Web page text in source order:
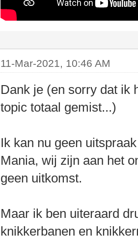
11-Mar-2021, 10:46 AM
Dank je (en sorry dat ik
topic totaal gemist...)
Ik kan nu geen
Mania, wij zijn aan het
geen uitkomst.
Maar ik ben uiteraard
knikkerbanen en